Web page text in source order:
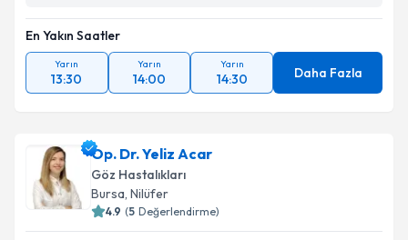
En Yakın Saatler
Yarın
13:30
Yarın
14:00
Yarın
14:30 Daha Fazla
Op. Dr. Yeliz Acar
Göz Hastalıkları
Bursa, Nilüfer
4.9 (5 Değerlendirme)